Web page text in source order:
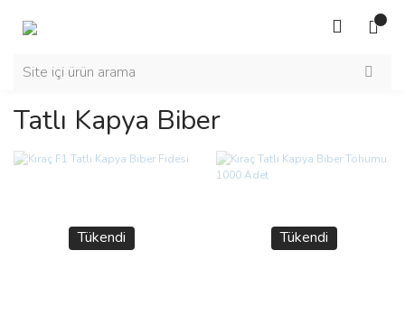
Tatlı Kapya Biber
Tükendi Tükendi